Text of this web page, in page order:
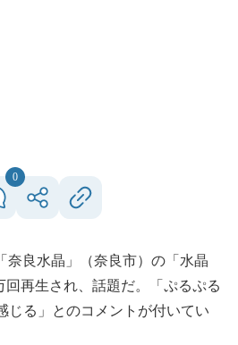
0
良水晶」（奈良市）の「水晶
再生され、話題だ。「ぷるぷる
じる」とのコメントが付いてい